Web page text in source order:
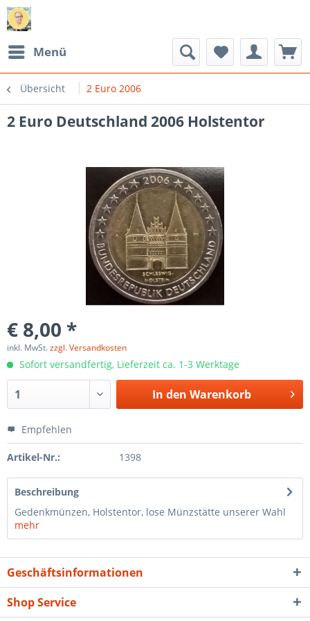
Menü
Übersicht 2 Euro 2006
2 Euro Deutschland 2006 Holstentor
€ 8,00 *
inkl. MwSt.zzgl. Versandkosten
Sofort versandfertig, Lieferzeit ca. 1-3 Werktage
In den Warenkorb
Empfehlen
Artikel-Nr.: 1398
Beschreibung
Gedenkmünzen, Holstentor, lose Münzstätte unserer Wahl
mehr
Geschäftsinformationen
Shop Service